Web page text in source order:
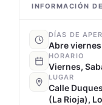
INFORMACIÓN
DÍAS DE
Abre
HORARIO
Viernes,
LUGAR
Calle
(La Rioja),